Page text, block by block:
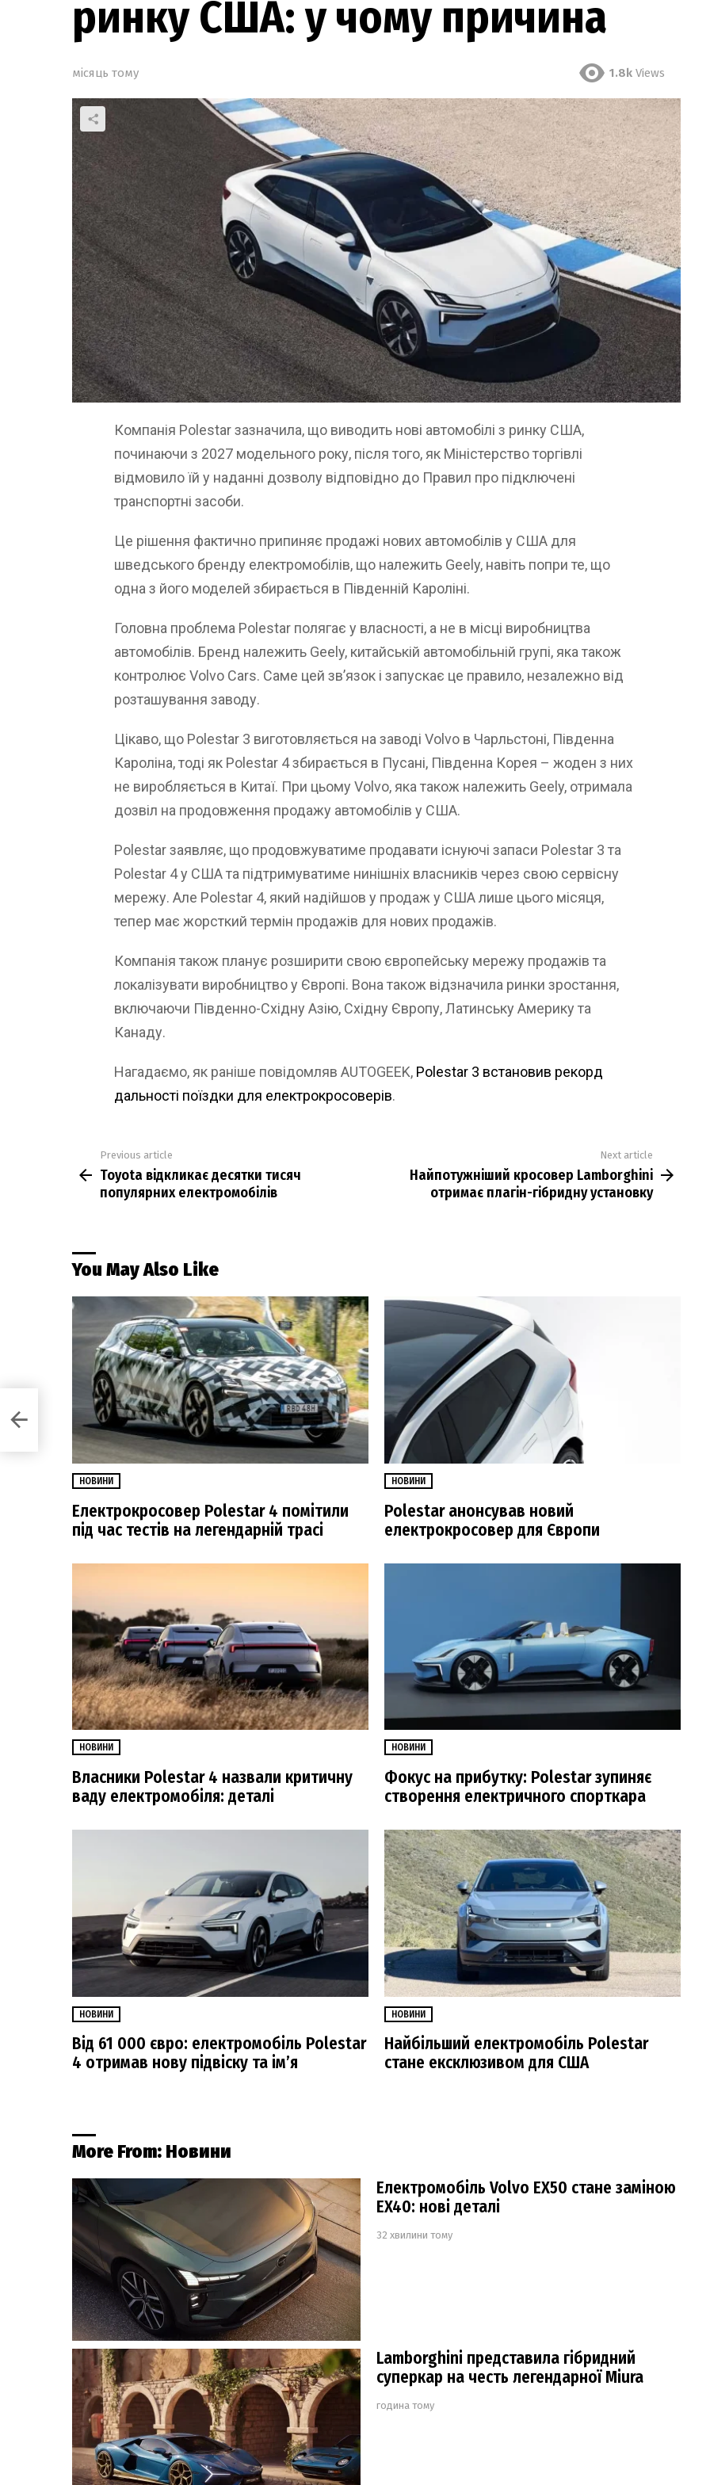
ринку США: у чому причина
місяць тому 1.8k Views
Компанія Polestar зазначила, що виводить нові автомобілі з ринку США,
починаючи з 2027 модельного року, після того, як Міністерство торгівлі
відмовило їй у наданні дозволу відповідно до Правил про підключені
транспортні засоби.
Це рішення фактично припиняє продажі нових автомобілів у США для
шведського бренду електромобілів, що належить Geely, навіть попри те, що
одна з його моделей збирається в Південній Кароліні.
Головна проблема Polestar полягає у власності, а не в місці виробництва
автомобілів. Бренд належить Geely, китайській автомобільній групі, яка також
контролює Volvo Cars. Саме цей зв’язок і запускає це правило, незалежно від
розташування заводу.
Цікаво, що Polestar 3 виготовляється на заводі Volvo в Чарльстоні, Південна
Кароліна, тоді як Polestar 4 збирається в Пусані, Південна Корея – жоден з них
не виробляється в Китаї. При цьому Volvo, яка також належить Geely, отримала
дозвіл на продовження продажу автомобілів у США.
Polestar заявляє, що продовжуватиме продавати існуючі запаси Polestar 3 та
Polestar 4 у США та підтримуватиме нинішніх власників через свою сервісну
мережу. Але Polestar 4, який надійшов у продаж у США лише цього місяця,
тепер має жорсткий термін продажів для нових продажів.
Компанія також планує розширити свою європейську мережу продажів та
локалізувати виробництво у Європі. Вона також відзначила ринки зростання,
включаючи Південно-Східну Азію, Східну Європу, Латинську Америку та
Канаду.
Нагадаємо, як раніше повідомляв AUTOGEEK, Polestar 3 встановив рекорд
дальності поїздки для електрокросоверів.
more
Previous article
Toyota відкликає десятки тисяч
популярних електромобілів
Next article
Найпотужніший кросовер Lamborghini
отримає плагін-гібридну установку
You May Also Like
НОВИНИ
Електрокросовер Polestar 4 помітили
під час тестів на легендарній трасі
НОВИНИ
Polestar анонсував новий
електрокросовер для Європи
НОВИНИ
Власники Polestar 4 назвали критичну
ваду електромобіля: деталі
НОВИНИ
Фокус на прибутку: Polestar зупиняє
створення електричного спорткара
НОВИНИ
Від 61 000 євро: електромобіль Polestar
4 отримав нову підвіску та ім’я
НОВИНИ
Найбільший електромобіль Polestar
стане ексклюзивом для США
More From: Новини
Електромобіль Volvo EX50 стане заміною
EX40: нові деталі
32 хвилини тому
Lamborghini представила гібридний
суперкар на честь легендарної Miura
година тому